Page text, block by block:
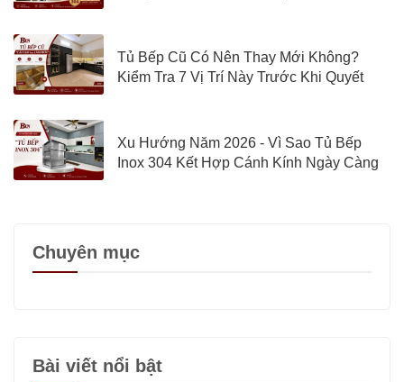
Tủ Bếp Cũ Có Nên Thay Mới Không?
Kiểm Tra 7 Vị Trí Này Trước Khi Quyết
Xu Hướng Năm 2026 - Vì Sao Tủ Bếp
Inox 304 Kết Hợp Cánh Kính Ngày Càng
Chuyên mục
Bài viết nổi bật